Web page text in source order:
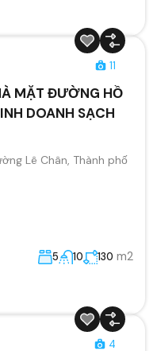
11
MẶT ĐƯỜNG HỒ
DOANH SẠCH
Lê Chân, Thành phố
5 10 130 m2
4